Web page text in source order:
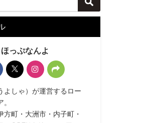
ほっぷなんよ
よしゃ）が運営するロー
。
方町・大洲市・内子町・